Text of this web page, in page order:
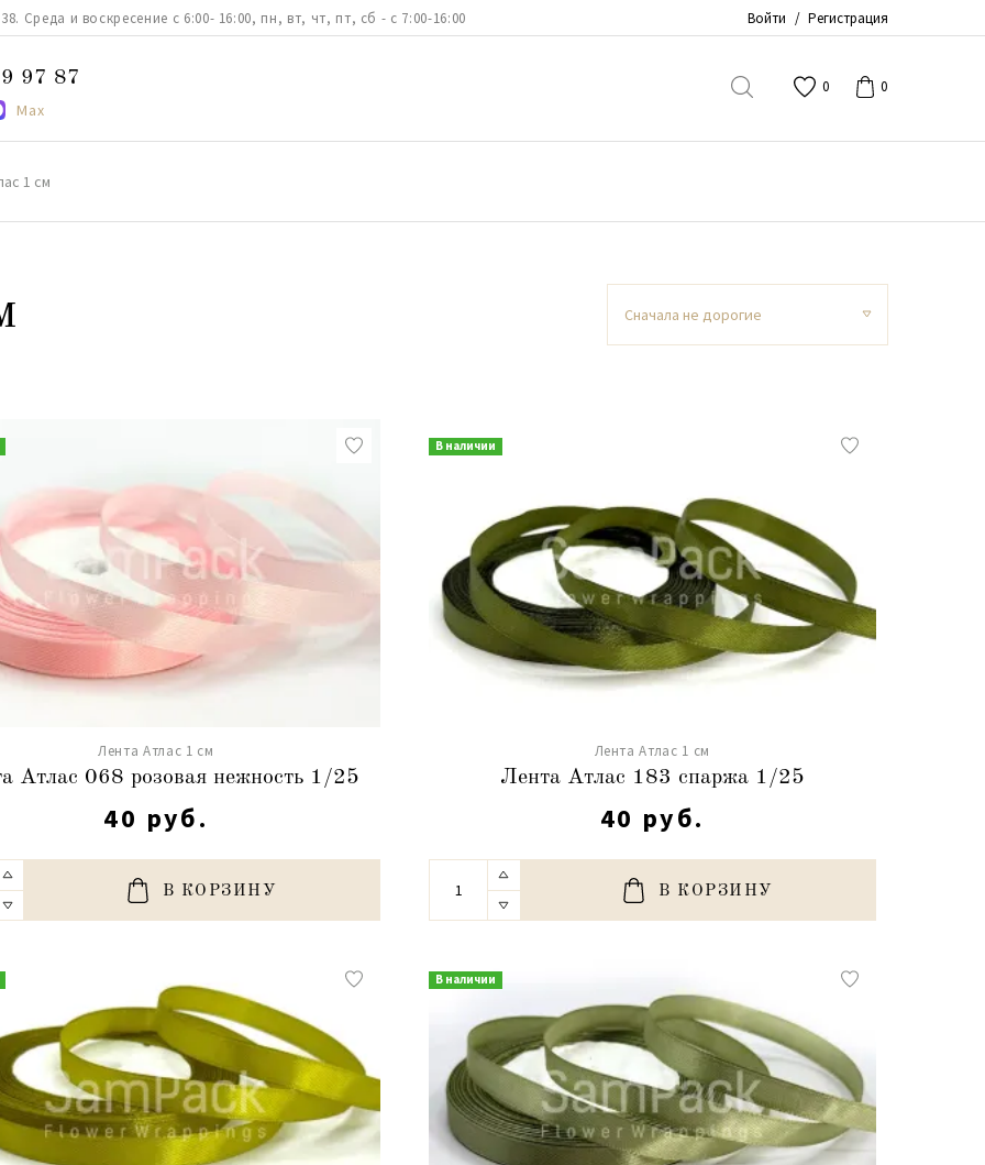
Среда и воскресение с 6:00- 16:00, пн, вт, чт, пт, сб - с 7:00-16:00 Войти / Регистрация
97 87
Max
0 0
1 см
Сначала не дорогие
Лента Атлас 1 см
Атлас 068 розовая нежность 1/25
40 руб.
В КОРЗИНУ
В наличии
Лента Атлас 1 см
Лента Атлас 183 спаржа 1/25
40 руб.
В КОРЗИНУ
В наличии